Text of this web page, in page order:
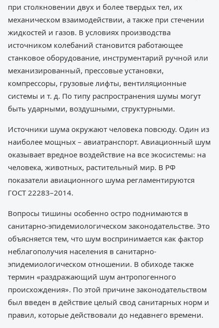
при столкновении двух и более твердых тел, их
механическом взаимодействии, а также при стечении
жидкостей и газов. В условиях производства
источником колебаний становится работающее
станковое оборудование, инструментарий ручной или
механизированный, прессовые установки,
компрессоры, грузовые лифты, вентиляционные
системы и т. д. По типу распространения шумы могут
быть ударными, воздушными, структурными.
Источники шума окружают человека повсюду. Один из
наиболее мощных – авиатранспорт. Авиационный шум
оказывает вредное воздействие на все экосистемы: на
человека, животных, растительный мир. В РФ
показатели авиационного шума регламентируются
ГОСТ 22283–2014.
Вопросы тишины особенно остро поднимаются в
санитарно-эпидемиологическом законодательстве. Это
объясняется тем, что шум воспринимается как фактор
неблагополучия населения в санитарно-
эпидемиологическом отношении. В обиходе также
термин «раздражающий шум антропогенного
происхождения». По этой причине законодательством
был введен в действие целый свод санитарных норм и
правил, которые действовали до недавнего времени.